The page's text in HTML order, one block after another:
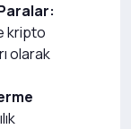
kripto
olarak